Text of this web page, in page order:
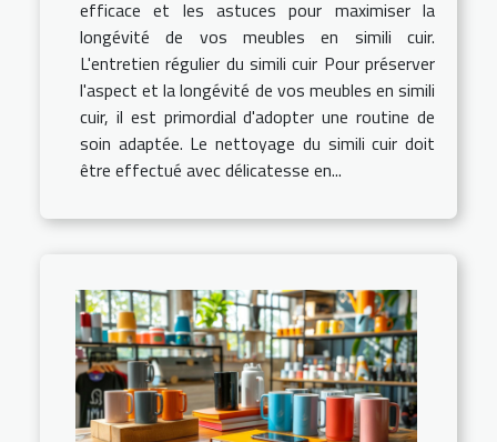
efficace et les astuces pour maximiser la
longévité de vos meubles en simili cuir.
L'entretien régulier du simili cuir Pour préserver
l'aspect et la longévité de vos meubles en simili
cuir, il est primordial d'adopter une routine de
soin adaptée. Le nettoyage du simili cuir doit
être effectué avec délicatesse en...